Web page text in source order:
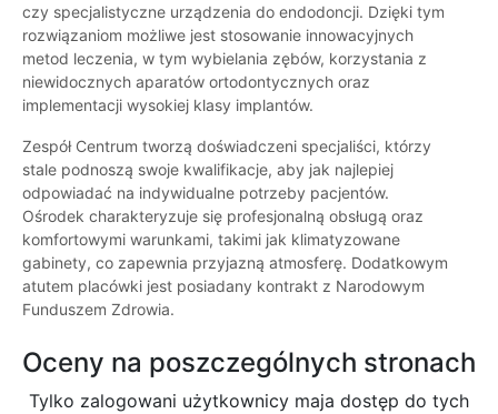
czy specjalistyczne urządzenia do endodoncji. Dzięki tym
rozwiązaniom możliwe jest stosowanie innowacyjnych
metod leczenia, w tym wybielania zębów, korzystania z
niewidocznych aparatów ortodontycznych oraz
implementacji wysokiej klasy implantów.
Zespół Centrum tworzą doświadczeni specjaliści, którzy
stale podnoszą swoje kwalifikacje, aby jak najlepiej
odpowiadać na indywidualne potrzeby pacjentów.
Ośrodek charakteryzuje się profesjonalną obsługą oraz
komfortowymi warunkami, takimi jak klimatyzowane
gabinety, co zapewnia przyjazną atmosferę. Dodatkowym
atutem placówki jest posiadany kontrakt z Narodowym
Funduszem Zdrowia.
Oceny na poszczególnych stronach
Tylko zalogowani użytkownicy maja dostęp do tych